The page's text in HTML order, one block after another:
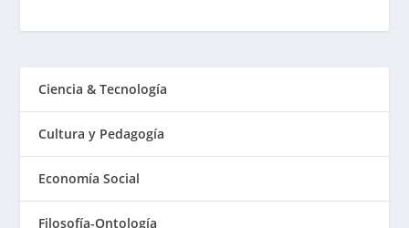
Ciencia & Tecnología
Cultura y Pedagogía
Economía Social
Filosofía-Ontología